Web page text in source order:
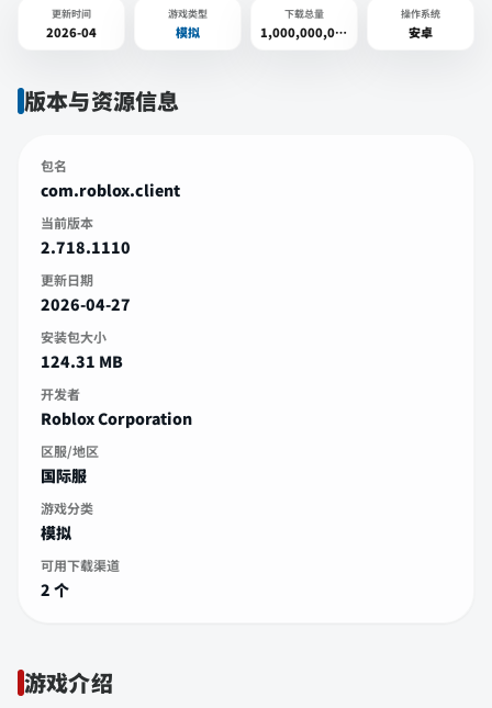
更新时间
2026-04
游戏类型
模拟
下载总量
1,000,000,000+
操作系统
安卓
版本与资源信息
包名
com.roblox.client
当前版本
2.718.1110
更新日期
2026-04-27
安装包大小
124.31 MB
开发者
Roblox Corporation
区服/地区
国际服
游戏分类
模拟
可用下载渠道
2 个
游戏介绍